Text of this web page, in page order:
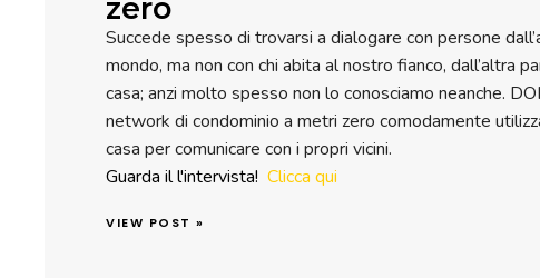
zero
Succede spesso di trovarsi a dialogare con persone
mondo, ma non con chi abita al nostro fianco, dall’altra
casa; anzi molto spesso non lo conosciamo neanche.
network di condominio a metri zero comodamente
casa per comunicare con i propri vicini.
Guarda il l'intervista! Clicca qui
VIEW POST »